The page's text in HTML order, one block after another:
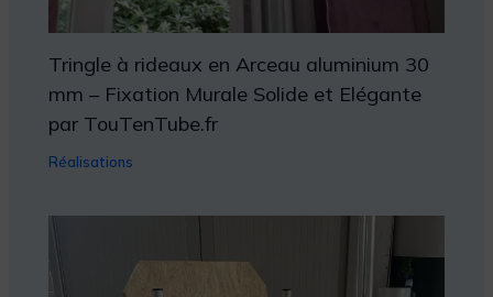
Tringle à rideaux en Arceau aluminium 30
mm – Fixation Murale Solide et Elégante
par TouTenTube.fr
Réalisations